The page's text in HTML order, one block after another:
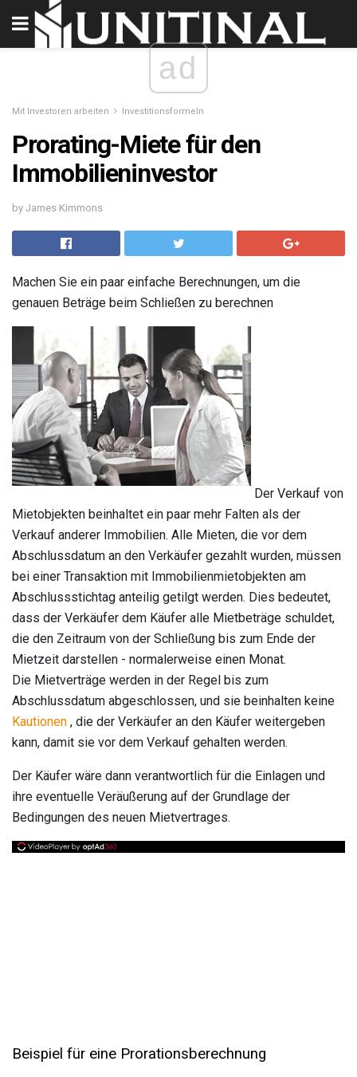
ad
Mit Investoren arbeiten Investitionsformeln
Prorating-Miete für den
Immobilieninvestor
by James Kimmons
Machen Sie ein paar einfache Berechnungen, um die
genauen Beträge beim Schließen zu berechnen
Der Verkauf von
Mietobjekten beinhaltet ein paar mehr Falten als der
Verkauf anderer Immobilien. Alle Mieten, die vor dem
Abschlussdatum an den Verkäufer gezahlt wurden, müssen
bei einer Transaktion mit Immobilienmietobjekten am
Abschlussstichtag anteilig getilgt werden. Dies bedeutet,
dass der Verkäufer dem Käufer alle Mietbeträge schuldet,
die den Zeitraum von der Schließung bis zum Ende der
Mietzeit darstellen - normalerweise einen Monat.
Die Mietverträge werden in der Regel bis zum
Abschlussdatum abgeschlossen, und sie beinhalten keine
Kautionen , die der Verkäufer an den Käufer weitergeben
kann, damit sie vor dem Verkauf gehalten werden.
Der Käufer wäre dann verantwortlich für die Einlagen und
ihre eventuelle Veräußerung auf der Grundlage der
Bedingungen des neuen Mietvertrages.
Beispiel für eine Prorationsberechnung